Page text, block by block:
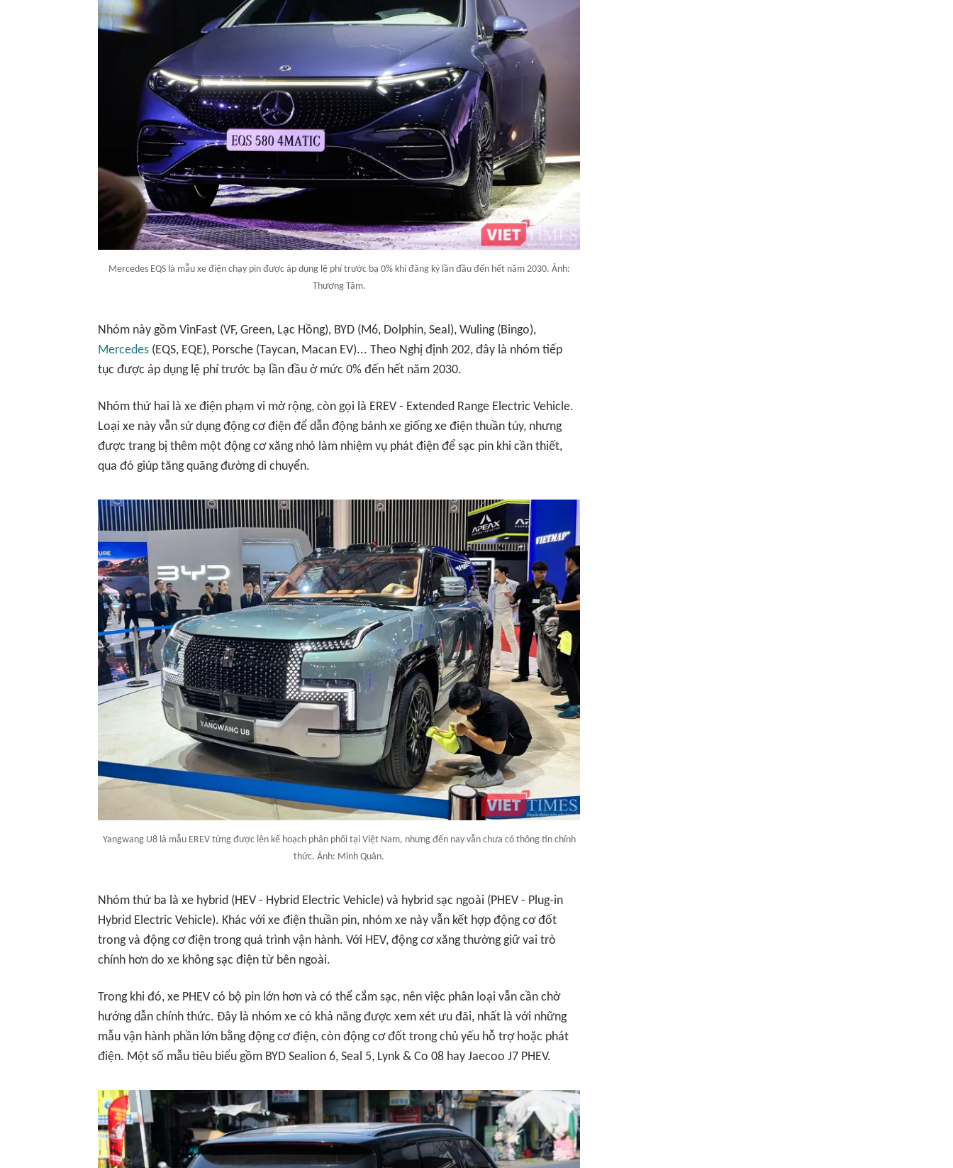
Mercedes EQS là mẫu xe điện chạy pin được áp dụng lệ phí trước bạ 0% khi đăng ký lần đầu đến hết năm 2030. Ảnh:
Thượng Tâm.
Nhóm này gồm VinFast (VF, Green, Lạc Hồng), BYD (M6, Dolphin, Seal), Wuling (Bingo),
Mercedes (EQS, EQE), Porsche (Taycan, Macan EV)... Theo Nghị định 202, đây là nhóm tiếp
tục được áp dụng lệ phí trước bạ lần đầu ở mức 0% đến hết năm 2030.
Nhóm thứ hai là xe điện phạm vi mở rộng, còn gọi là EREV - Extended Range Electric Vehicle.
Loại xe này vẫn sử dụng động cơ điện để dẫn động bánh xe giống xe điện thuần túy, nhưng
được trang bị thêm một động cơ xăng nhỏ làm nhiệm vụ phát điện để sạc pin khi cần thiết,
qua đó giúp tăng quãng đường di chuyển.
Yangwang U8 là mẫu EREV từng được lên kế hoạch phân phối tại Việt Nam, nhưng đến nay vẫn chưa có thông tin chính
thức. Ảnh: Minh Quân.
Nhóm thứ ba là xe hybrid (HEV - Hybrid Electric Vehicle) và hybrid sạc ngoài (PHEV - Plug-in
Hybrid Electric Vehicle). Khác với xe điện thuần pin, nhóm xe này vẫn kết hợp động cơ đốt
trong và động cơ điện trong quá trình vận hành. Với HEV, động cơ xăng thường giữ vai trò
chính hơn do xe không sạc điện từ bên ngoài.
Trong khi đó, xe PHEV có bộ pin lớn hơn và có thể cắm sạc, nên việc phân loại vẫn cần chờ
hướng dẫn chính thức. Đây là nhóm xe có khả năng được xem xét ưu đãi, nhất là với những
mẫu vận hành phần lớn bằng động cơ điện, còn động cơ đốt trong chủ yếu hỗ trợ hoặc phát
điện. Một số mẫu tiêu biểu gồm BYD Sealion 6, Seal 5, Lynk & Co 08 hay Jaecoo J7 PHEV.